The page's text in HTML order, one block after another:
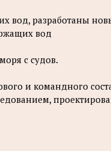
вод, разработаны
вод
с судов.
и командного